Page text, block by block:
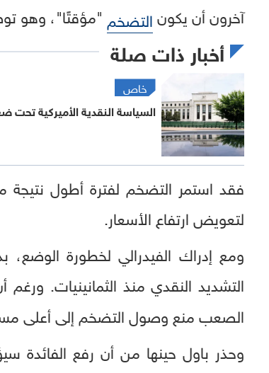
آخرون أن يكونالتضخم "مؤقتًا"، وهو
أخبار ذات صلة
خاص
السياسة النقدية الأميركية
فقد استمر التضخم لفترة أطول نتيجة
لتعويض ارتفاع الأسعار.
ومع إدراك الفيدرالي لخطورة الوضع،
التشديد النقدي منذ الثمانينيات.
الصعب منع وصول التضخم إلى أعلى
وحذر باول حينها من أن رفع الفائدة